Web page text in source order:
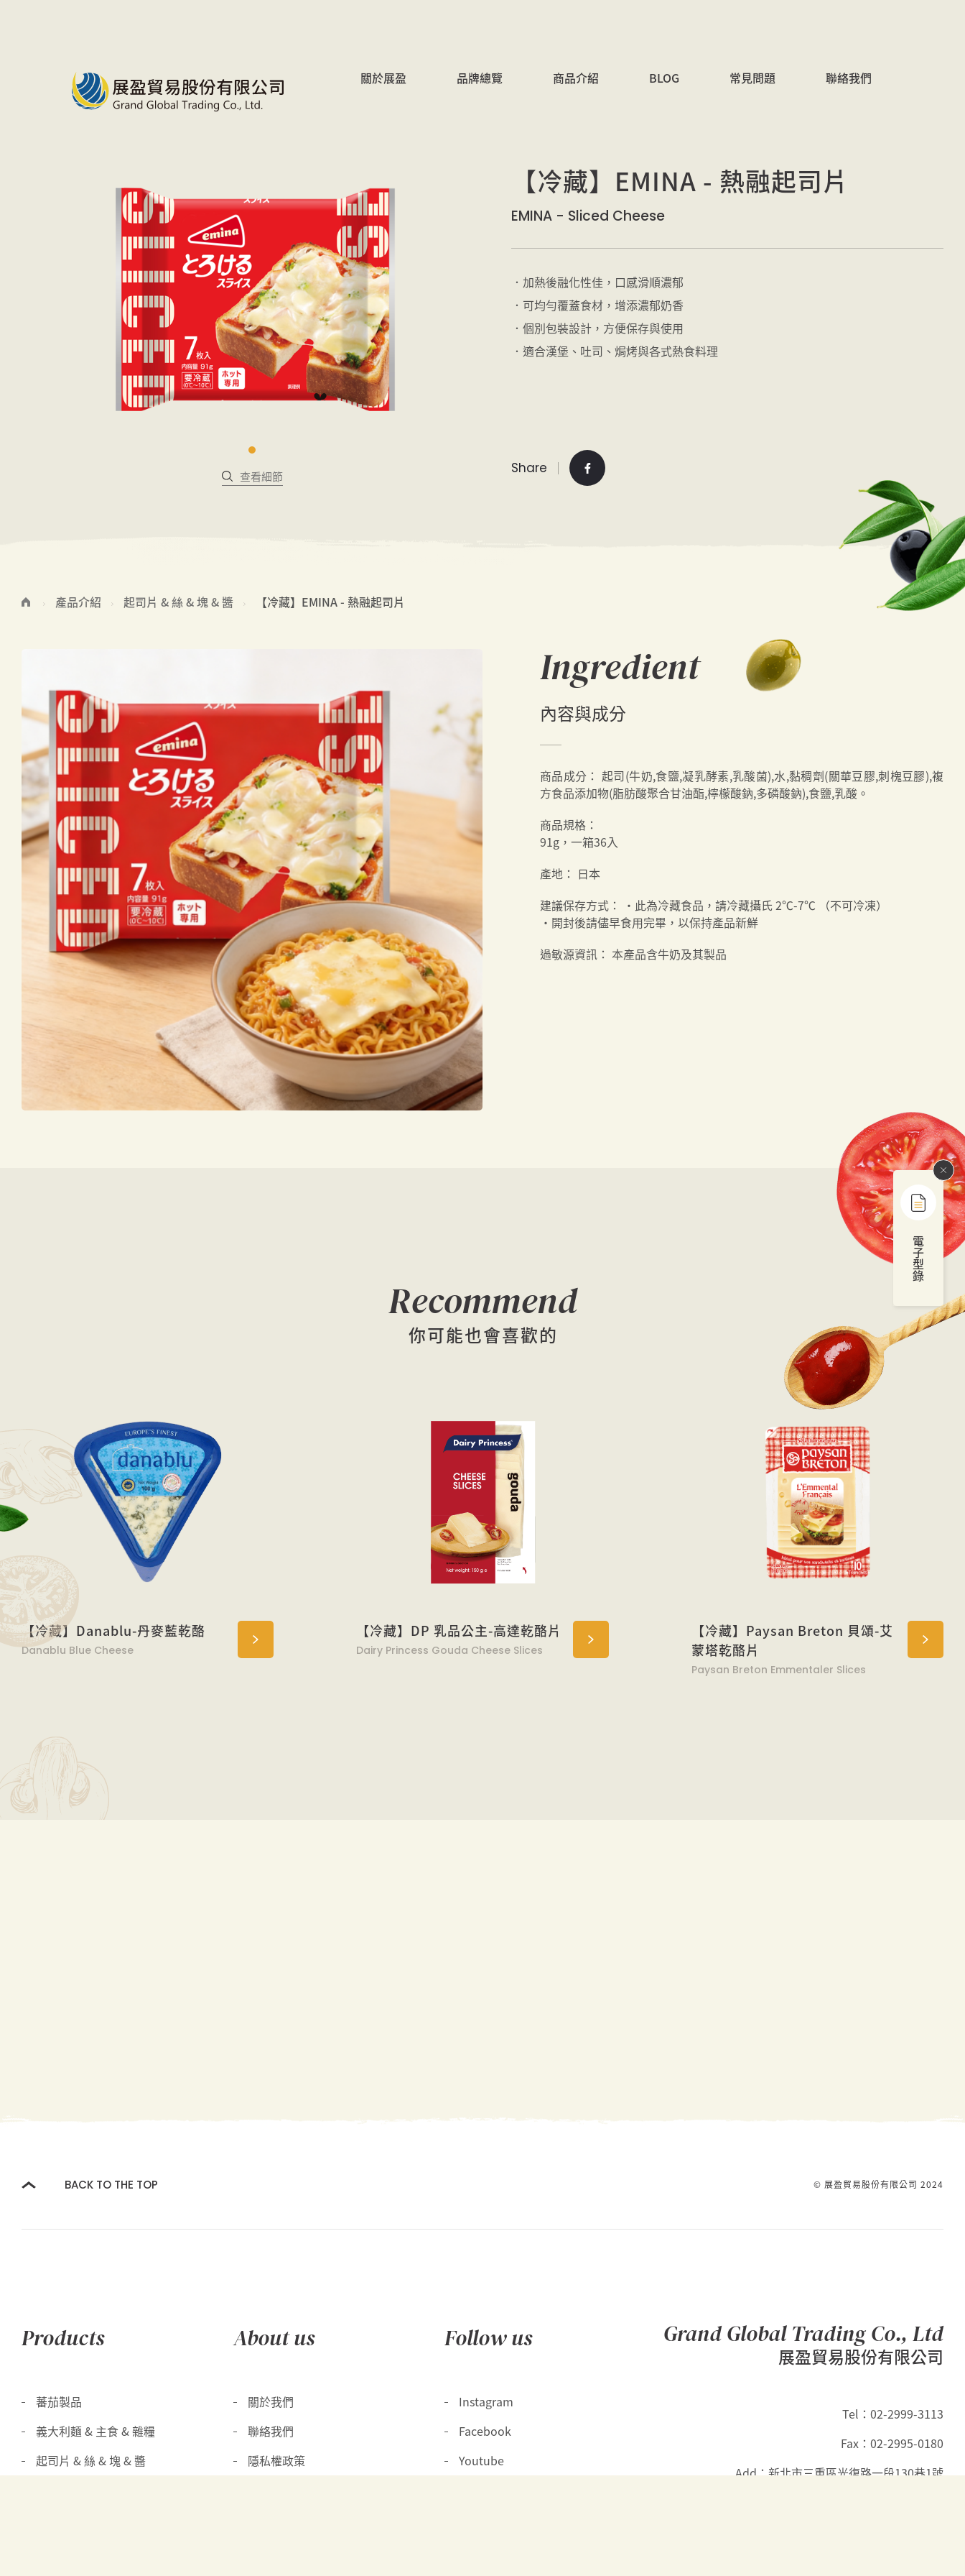
關於展盈 品牌總覽 商品介紹 BLOG 常見問題 聯絡我們
查看細節
【冷藏】EMINA - 熱融起司片
EMINA - Sliced Cheese
．加熱後融化性佳，口感滑順濃郁
．可均勻覆蓋食材，增添濃郁奶香
．個別包裝設計，方便保存與使用
．適合漢堡、吐司、焗烤與各式熱食料理
Share
產品介紹 起司片 & 絲 & 塊 & 醬 【冷藏】EMINA - 熱融起司片
Ingredient
內容與成分
商品成分： 起司(牛奶,食鹽,凝乳酵素,乳酸菌),水,黏稠劑(關華豆膠,刺槐豆膠),複
方食品添加物(脂肪酸聚合甘油酯,檸檬酸鈉,多磷酸鈉),食鹽,乳酸。
商品規格：
91g，一箱36入
產地： 日本
建議保存方式：
・此為冷藏食品，請冷藏攝氏 2℃-7℃ （不可冷凍）
・開封後請儘早食用完畢，以保持產品新鮮
過敏源資訊： 本產品含牛奶及其製品
Recommend
你可能也會喜歡的
【冷藏】Danablu-丹麥藍乾酪
Danablu Blue Cheese
【冷藏】DP 乳品公主-高達乾酪片
Dairy Princess Gouda Cheese Slices
【冷藏】Paysan Breton 貝頌-艾
蒙塔乾酪片
Paysan Breton Emmentaler Slices
BACK TO THE TOP © 展盈貿易股份有限公司 2024
Products
蕃茄製品
義大利麵 & 主食 & 雜糧
起司片 & 絲 & 塊 & 醬
About us
關於我們
聯絡我們
隱私權政策
Follow us
Instagram
Facebook
Youtube
Grand Global Trading Co., Ltd
展盈貿易股份有限公司
Tel：02-2999-3113
Fax：02-2995-0180
Add：新北市三重區光復路一段130巷1號
電
子
型
錄